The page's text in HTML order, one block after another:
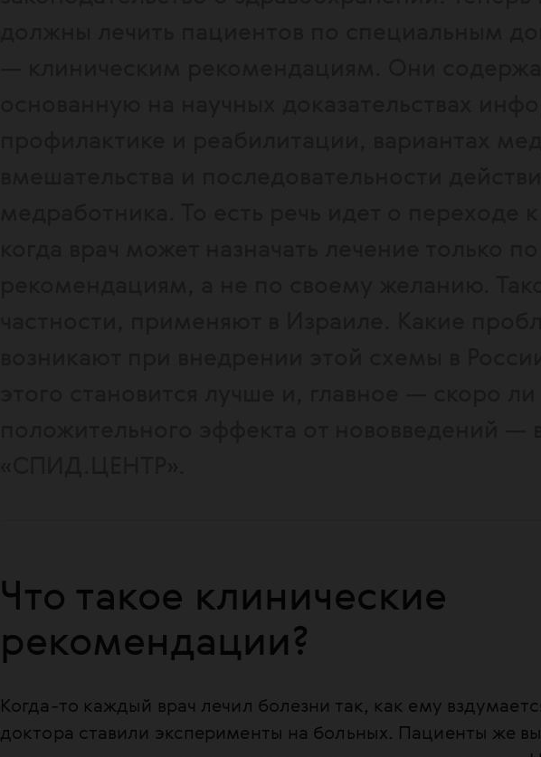
Что такое клинические
рекомендации?
Когда-то каждый врач лечил болезни так, как ему
доктора ставили эксперименты на больных. Пациенты же